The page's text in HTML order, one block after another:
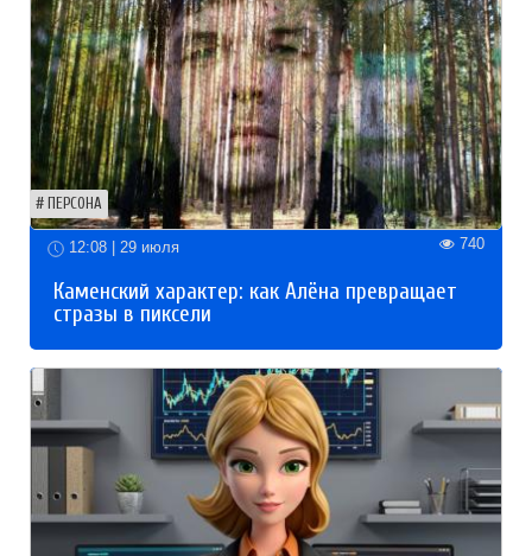
ПЕРСОНА
12:08 | 29 июля 740
Каменский характер: как Алёна превращает
стразы в пиксели